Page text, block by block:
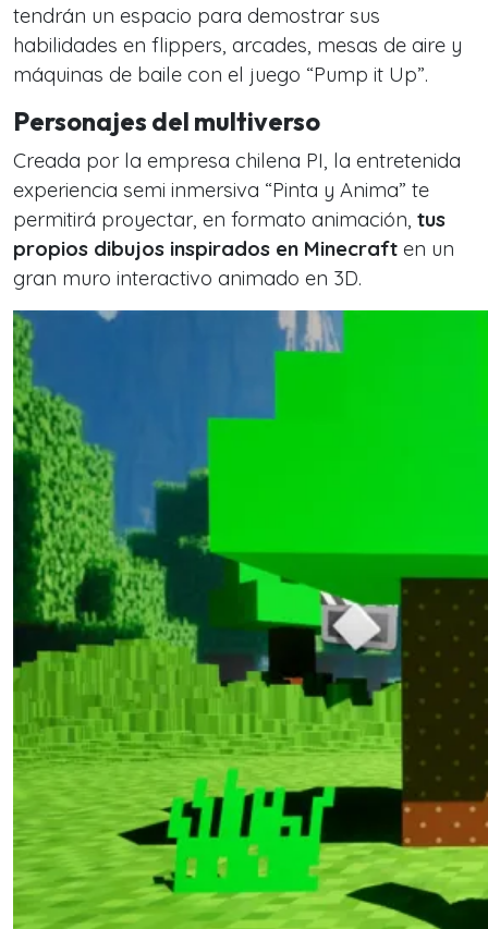
tendrán un espacio para demostrar sus
habilidades en flippers, arcades, mesas de aire y
máquinas de baile con el juego “Pump it Up”.
Personajes del multiverso
Creada por la empresa chilena PI, la entretenida
experiencia semi inmersiva “Pinta y Anima” te
permitirá proyectar, en formato animación, tus
propios dibujos inspirados en Minecraft en un
gran muro interactivo animado en 3D.